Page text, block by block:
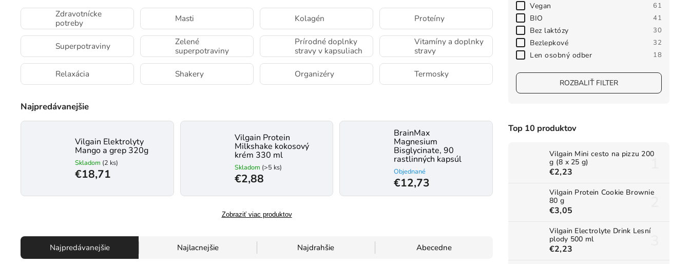
Vegan 61
BIO 41
Bez laktózy 30
Bezlepkové 32
Len osobný odber 18
ROZBALIŤ FILTER
Top 10 produktov
Vilgain Mini cesto na pizzu 200
g (8 x 25 g)
€2,23
Vilgain Protein Cookie Brownie
80 g
€3,05
Vilgain Electrolyte Drink Lesní
plody 500 ml
€2,23
Zdravotnícke
potreby
Masti Kolagén Proteíny
Superpotraviny
Zelené
superpotraviny
Prírodné doplnky
stravy v kapsuliach
Vitamíny a doplnky
stravy
Relaxácia Shakery Organizéry Termosky
Najpredávanejšie
Vilgain Elektrolyty
Mango a grep 320g
Skladom (2 ks)
€18,71
Vilgain Protein
Milkshake kokosový
krém 330 ml
Skladom (>5 ks)
€2,88
BrainMax
Magnesium
Bisglycinate, 90
rastlinných kapsúl
Objednané
€12,73
Zobraziť viac produktov
Najpredávanejšie Najlacnejšie Najdrahšie Abecedne